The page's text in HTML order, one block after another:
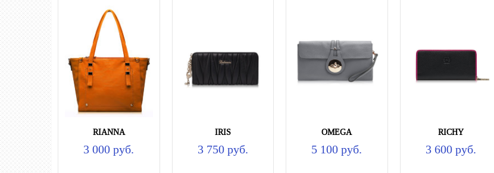
RIANNA
3 000 руб.
IRIS
3 750 руб.
OMEGA
5 100 руб.
RICHY
3 600 руб.